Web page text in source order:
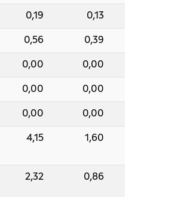
0,19 0,13
0,56 0,39
0,00 0,00
0,00 0,00
0,00 0,00
4,15 1,60
2,32 0,86